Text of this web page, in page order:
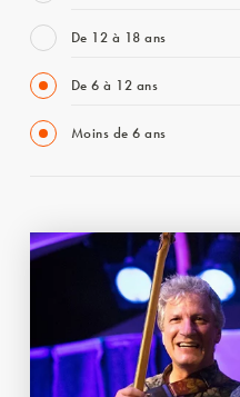
De 12 à 18 ans
De 6 à 12 ans
Moins de 6 ans